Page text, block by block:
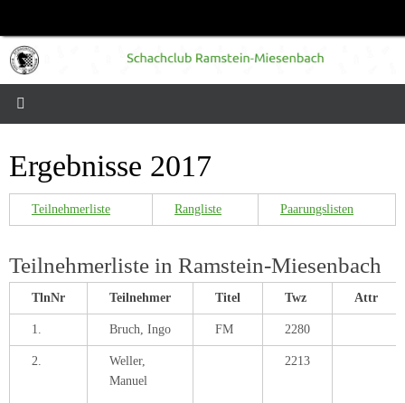
springen
Ergebnisse 2017
Teilnehmerliste Rangliste Paarungslisten
Teilnehmerliste in Ramstein-Miesenbach
TlnNr Teilnehmer Titel Twz Attr
1. Bruch, Ingo FM 2280
2.
Weller,
Manuel
2213